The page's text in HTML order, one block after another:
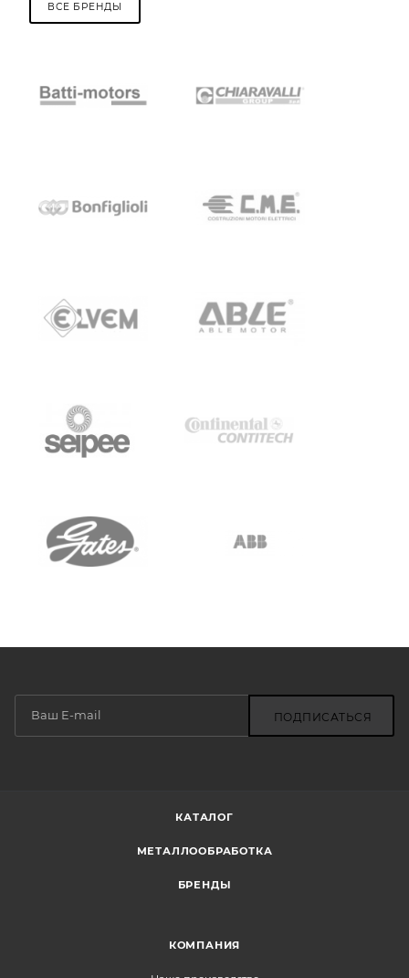
ВСЕ БРЕНДЫ
ПОДПИСАТЬСЯ
КАТАЛОГ
МЕТАЛЛООБРАБОТКА
БРЕНДЫ
КОМПАНИЯ